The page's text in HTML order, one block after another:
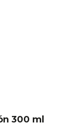
300 ml